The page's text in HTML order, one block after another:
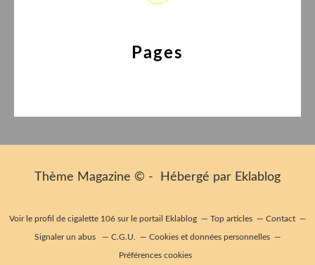
Pages
Thème Magazine © - Hébergé par Eklablog
Voir le profil de cigalette 106sur le portail Eklablog Top articles Contact
Signaler un abus C.G.U. Cookies et données personnelles
Préférences cookies